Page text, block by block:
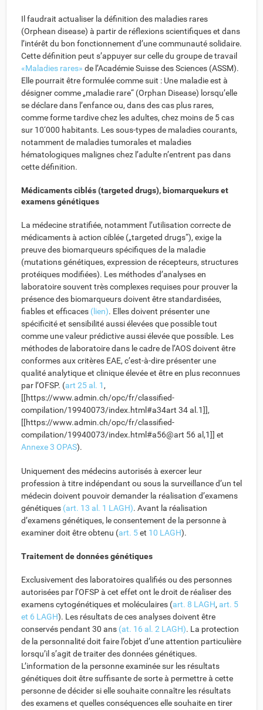
Il faudrait actualiser la définition des maladies rares
(Orphean disease) à partir de réflexions scientifiques et dans
l’intérêt du bon fonctionnement d’une communauté solidaire.
Cette définition peut s’appuyer sur celle du groupe de travail
«Maladies rares» de l’Académie Suisse des Sciences (ASSM).
Elle pourrait être formulée comme suit : Une maladie est à
désigner comme „maladie rare“ (Orphan Disease) lorsqu’elle
se déclare dans l’enfance ou, dans des cas plus rares,
comme forme tardive chez les adultes, chez moins de 5 cas
sur 10‘000 habitants. Les sous-types de maladies courants,
notamment de maladies tumorales et maladies
hématologiques malignes chez l’adulte n’entrent pas dans
cette définition.
Médicaments ciblés (targeted drugs), biomarquekurs et
examens génétiques
La médecine stratifiée, notamment l’utilisation correcte de
médicaments à action ciblée („targeted drugs“), exige la
preuve des biomarqueurs spécifiques de la maladie
(mutations génétiques, expression de récepteurs, structures
protéiques modifiées). Les méthodes d’analyses en
laboratoire souvent très complexes requises pour prouver la
présence des biomarqueurs doivent être standardisées,
fiables et efficaces (lien). Elles doivent présenter une
spécificité et sensibilité aussi élevées que possible tout
comme une valeur prédictive aussi élevée que possible. Les
méthodes de laboratoire dans le cadre de l’AOS doivent être
conformes aux critères EAE, c’est-à-dire présenter une
qualité analytique et clinique élevée et être en plus reconnues
par l’OFSP. (art 25 al. 1 ,
[[https://www.admin.ch/opc/fr/classified-
compilation/19940073/index.html#a34art 34 al.1]],
[[https://www.admin.ch/opc/fr/classified-
compilation/19940073/index.html#a56@art 56 al,1]] et
Annexe 3 OPAS).
Uniquement des médecins autorisés à exercer leur
profession à titre indépendant ou sous la surveillance d’un tel
médecin doivent pouvoir demander la réalisation d’examens
génétiques (art. 13 al. 1 LAGH). Avant la réalisation
d’examens génétiques, le consentement de la personne à
examiner doit être obtenu (art. 5et 10 LAGH).
Traitement de données génétiques
Exclusivement des laboratoires qualifiés ou des personnes
autorisées par l’OFSP à cet effet ont le droit de réaliser des
examens cytogénétiques et moléculaires (art. 8 LAGH, art. 5
et 6 LAGH). Les résultats de ces analyses doivent être
conservés pendant 30 ans (at. 16 al. 2 LAGH). La protection
de la personnalité doit faire l’objet d’une attention particulière
lorsqu’il s’agit de traiter des données génétiques.
L’information de la personne examinée sur les résultats
génétiques doit être suffisante de sorte à permettre à cette
personne de décider si elle souhaite connaître les résultats
des examens et quelles conséquences elle souhaite en tirer